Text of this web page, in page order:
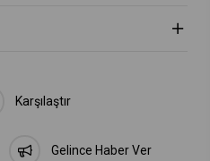
Karşılaştır
Gelince Haber Ver